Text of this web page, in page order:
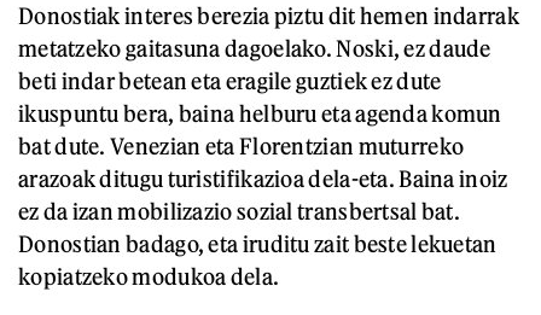
Donostiak interes berezia piztu dit hemen indarrak
metatzeko gaitasuna dagoelako. Noski, ez daude
beti indar betean eta eragile guztiek ez dute
ikuspuntu bera, baina helburu eta agenda komun
bat dute. Venezian eta Florentzian muturreko
arazoak ditugu turistifikazioa dela-eta. Baina inoiz
ez da izan mobilizazio sozial transbertsal bat.
Donostian badago, eta iruditu zait beste lekuetan
kopiatzeko modukoa dela.